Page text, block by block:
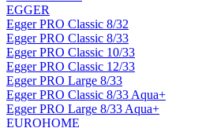
EGGER
Egger PRO Classic 8/32
Egger PRO Classic 8/33
Egger PRO Classic 10/33
Egger PRO Classic 12/33
Egger PRO Large 8/33
Egger PRO Classic 8/33 Aqua+
Egger PRO Large 8/33 Aqua+
EUROHOME